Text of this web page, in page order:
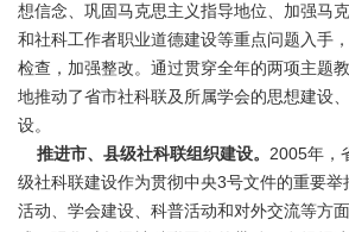
想信念、巩固马克思主义指导地位、加强马
和社科工作者职业道德建设等重点问题入手
检查，加强整改。通过贯穿全年的两项主题
地推动了省市社科联及所属学会的思想建设
设。
推进市、县级社科联组织建设。 2005年，
级社科联建设作为贯彻中央3号文件的重要
活动、学会建设、科普活动和对外交流等方